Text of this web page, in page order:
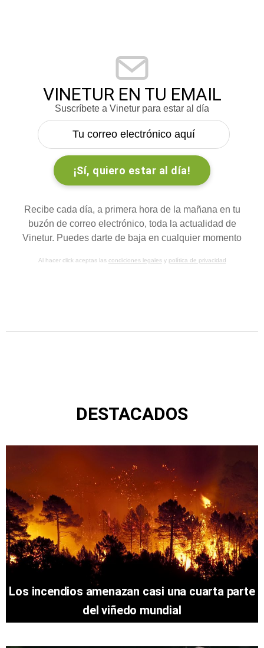
VINETUR EN TU EMAIL
Suscríbete a Vinetur para estar al día
Recibe cada día, a primera hora de la mañana en tu
buzón de correo electrónico, toda la actualidad de
Vinetur. Puedes darte de baja en cualquier momento
Al hacer click aceptas las condiciones legalesy política de privacidad
DESTACADOS
Los incendios amenazan casi una cuarta parte
del viñedo mundial